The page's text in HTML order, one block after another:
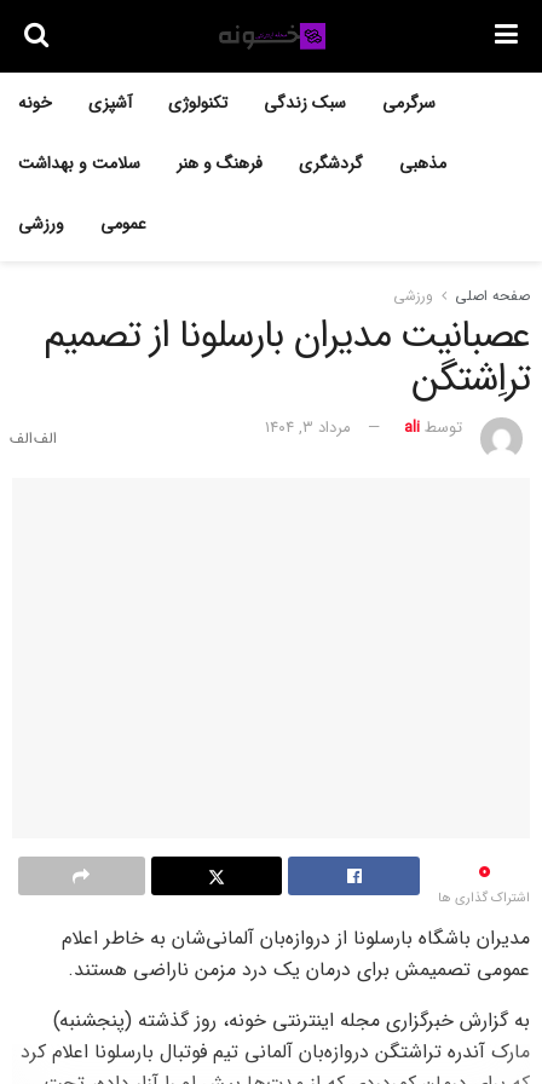
خونه آشپزی تکنولوژی سبک زندگی سرگرمی
سلامت و بهداشت فرهنگ و هنر گردشگری مذهبی
ورزشی عمومی
صفحه اصلی ورزشی
عصبانیت مدیران بارسلونا از تصمیم
تراِشتگن
توسطali مرداد ۳, ۱۴۰۴
0
اشتراک گذاری ها
مدیران باشگاه بارسلونا از دروازه‌بان آلمانی‌شان به خاطر اعلام
عمومی تصمیمش برای درمان یک درد مزمن ناراضی هستند.
به گزارش خبرگزاری مجله اینترنتی خونه، روز گذشته (پنجشنبه)
مارک آندره تراشتگن دروازه‌بان آلمانی تیم فوتبال بارسلونا اعلام کرد